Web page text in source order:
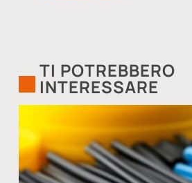
TI POTREBBERO
INTERESSARE